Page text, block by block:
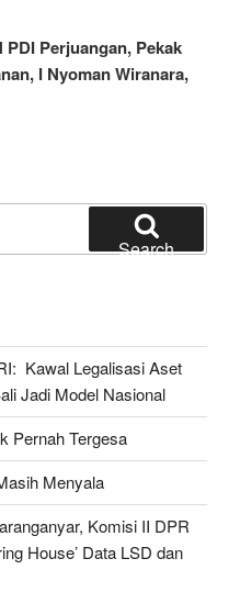
Perjuangan, Pekak
I Nyoman Wiranara,
Search
Kawal Legalisasi Aset
Jadi Model Nasional
Pernah Tergesa
Menyala
Komisi II DPR
House’ Data LSD dan